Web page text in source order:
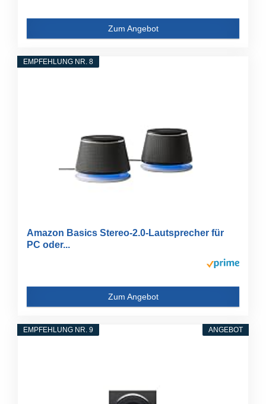
Zum Angebot
EMPFEHLUNG NR. 8
Amazon Basics Stereo-2.0-Lautsprecher für
PC oder...
Zum Angebot
ANGEBOT
EMPFEHLUNG NR. 9